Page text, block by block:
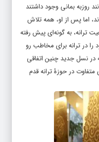
اما پس از او، همه تلاش
ترانه، به گونه‌ای پیش رفته
ترانه برای مخاطب رو
در نسل جدید چنین اتفاقی
در حوزۀ ترانه قدم